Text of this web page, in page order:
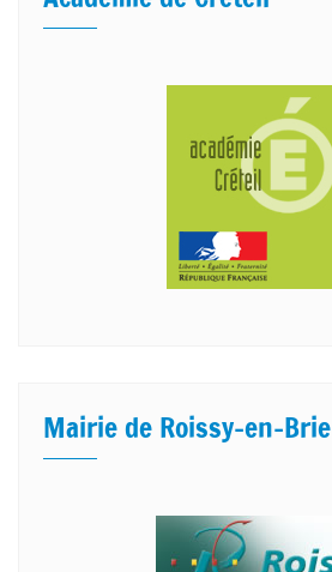
Mairie de Roissy-en-Brie